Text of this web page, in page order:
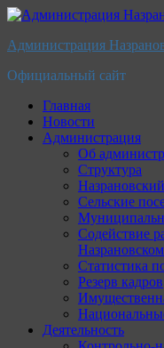
Перейти
содержимому
Администрация
Официальный сайт
Главная
Новости
Администрация
Об
Структура
Сельские
Содействие
Статистика
Резерв кадров
Деятельность